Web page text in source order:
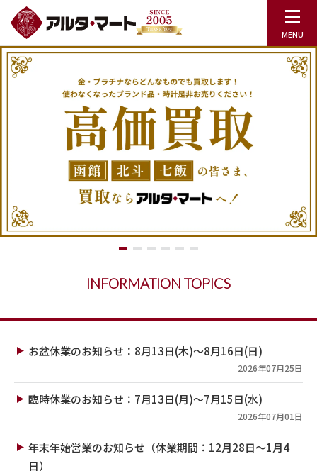
INFORMATION TOPICS
お盆休業のお知らせ：8月13日(木)～8月16日(日)
2026年07月25日
臨時休業のお知らせ：7月13日(月)～7月15日(水)
2026年07月01日
年末年始営業のお知らせ（休業期間：12月28日～1月4
日）